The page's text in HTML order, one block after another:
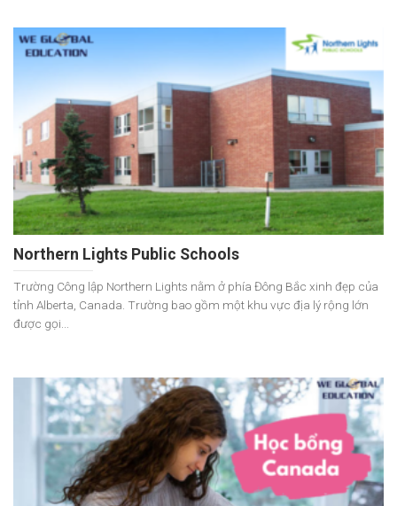
Northern Lights Public Schools
Trường Công lập Northern Lights nằm ở phía Đông Bắc xinh đẹp của
tỉnh Alberta, Canada. Trường bao gồm một khu vực địa lý rộng lớn
được gọi...